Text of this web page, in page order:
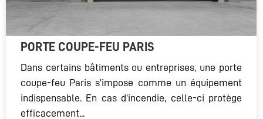
PORTE COUPE-FEU PARIS
Dans certains bâtiments ou entreprises, une porte
coupe-feu Paris s’impose comme un équipement
indispensable. En cas d’incendie, celle-ci protège
efficacement...